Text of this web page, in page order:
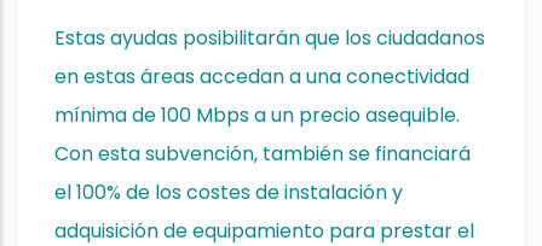
Estas ayudas posibilitarán que los ciudadanos
en estas áreas accedan a una conectividad
mínima de 100 Mbps a un precio asequible.
Con esta subvención, también se financiará
el 100% de los costes de instalación y
adquisición de equipamiento para prestar el